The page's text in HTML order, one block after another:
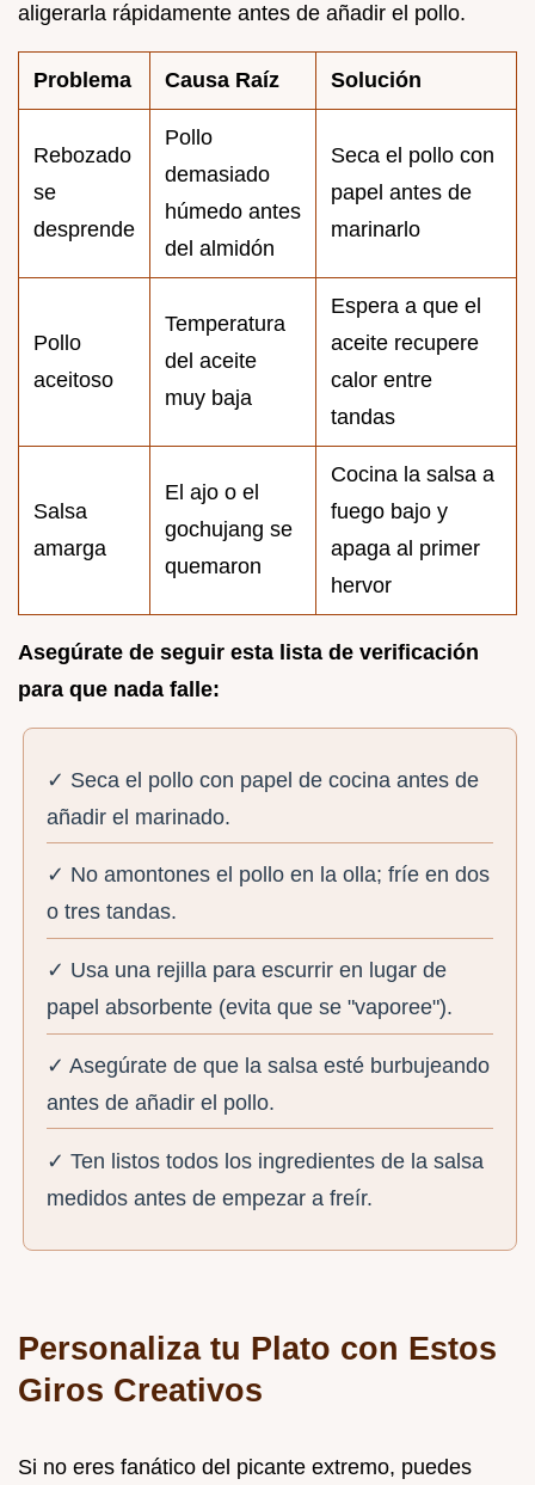
aligerarla rápidamente antes de añadir el pollo.
Problema Causa Raíz Solución
Rebozado
se
desprende
Pollo
demasiado
húmedo antes
del almidón
Seca el pollo con
papel antes de
marinarlo
Pollo
aceitoso
Temperatura
del aceite
muy baja
Espera a que el
aceite recupere
calor entre
tandas
Salsa
amarga
El ajo o el
gochujang se
quemaron
Cocina la salsa a
fuego bajo y
apaga al primer
hervor
Asegúrate de seguir esta lista de verificación
para que nada falle:
✓ Seca el pollo con papel de cocina antes de
añadir el marinado.
✓ No amontones el pollo en la olla; fríe en dos
o tres tandas.
✓ Usa una rejilla para escurrir en lugar de
papel absorbente (evita que se "vaporee").
✓ Asegúrate de que la salsa esté burbujeando
antes de añadir el pollo.
✓ Ten listos todos los ingredientes de la salsa
medidos antes de empezar a freír.
Personaliza tu Plato con Estos
Giros Creativos
Si no eres fanático del picante extremo, puedes